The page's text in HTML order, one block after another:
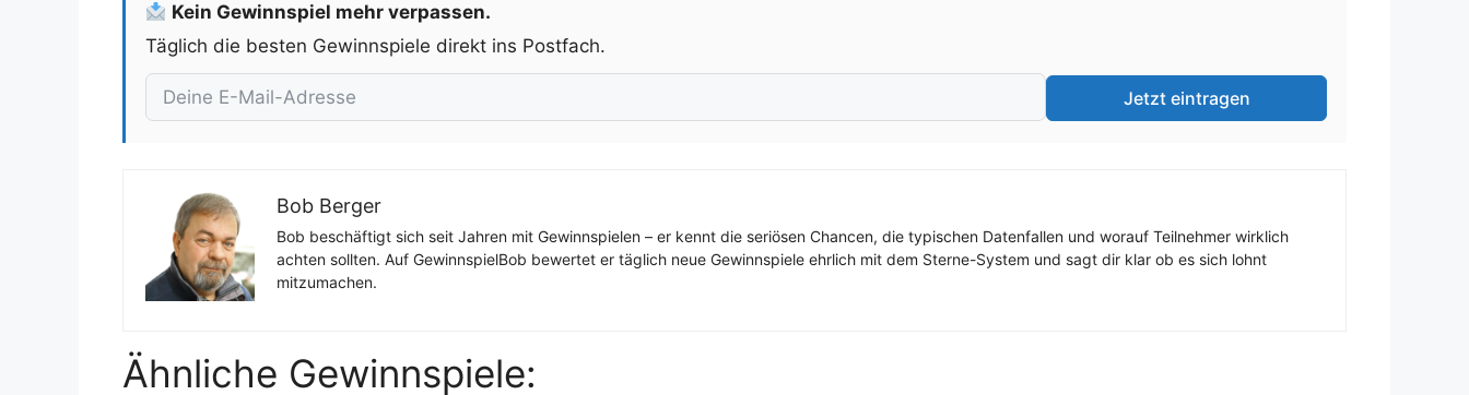
Kein Gewinnspiel mehr verpassen.
Täglich die besten Gewinnspiele direkt ins Postfach.
Jetzt eintragen
Bob Berger
Bob beschäftigt sich seit Jahren mit Gewinnspielen – er kennt die seriösen Chancen, die typischen Datenfallen und worauf Teilnehmer wirklich
achten sollten. Auf GewinnspielBob bewertet er täglich neue Gewinnspiele ehrlich mit dem Sterne-System und sagt dir klar ob es sich lohnt
mitzumachen.
Ähnliche Gewinnspiele: